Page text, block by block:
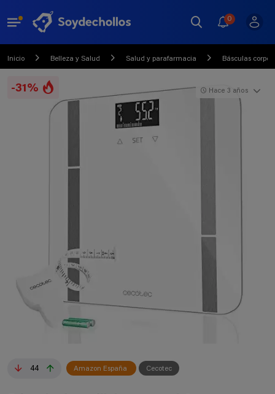
0
Inicio Belleza y Salud Salud y parafarmacia Básculas
-31%
44 Amazon España Cecotec
Hace 3 años